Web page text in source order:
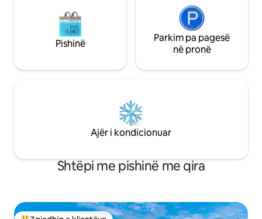
Pishinë
Parkim pa pagesë
në pronë
Ajër i kondicionuar
Shtëpi me pishinë me qira